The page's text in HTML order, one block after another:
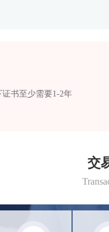
书至少需要1-2年
交